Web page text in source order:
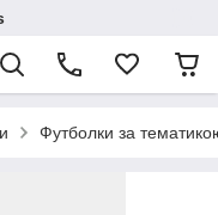
Футболки за